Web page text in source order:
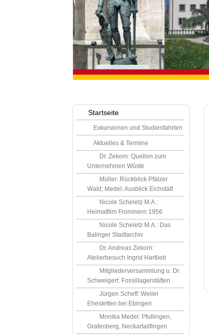
Startseite
Exkursionen und Studienfahrten
Aktuelles & Termine
Dr. Zekorn: Quellen zum
Unternehmen Wüste
Müller: Rückblick Pfälzer
Wald; Medel: Ausblick Eichstätt
Nicole Scheletz M.A.:
Heimatfilm Frommern 1956
Nicole Scheletz M.A.: Das
Balinger Stadtarchiv
Dr. Andreas Zekorn:
Atelierbesuch Ingrid Hartlieb
Mitgliederversammlung u. Dr.
Schweigert: Fossillagerstätten
Jürgen Scheff: Weiler
Ehestetten bei Ebingen
Monika Medel: Pfullingen,
Grafenberg, Neckartailfingen